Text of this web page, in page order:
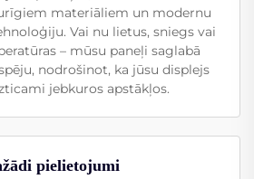
materiāliem un modernu
Vai nu lietus, sniegs vai
– mūsu paneļi saglabā
nodrošinot, ka jūsu displejs
jebkuros apstākļos.
pielietojumi